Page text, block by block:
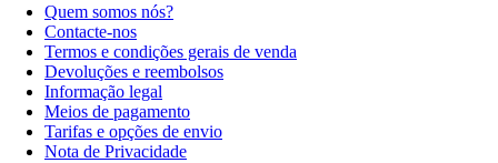
Quem somos nós?
Contacte-nos
Termos e condições gerais de venda
Devoluções e reembolsos
Informação legal
Meios de pagamento
Tarifas e opções de envio
Nota de Privacidade